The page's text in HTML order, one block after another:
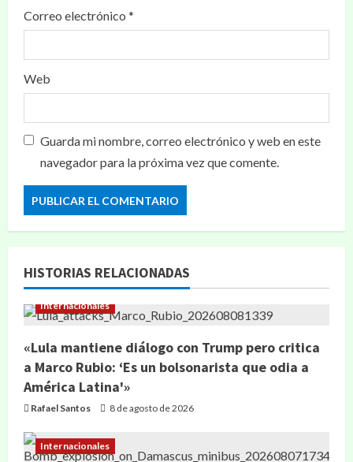
Correo electrónico *
Web
Guarda mi nombre, correo electrónico y web en este
navegador para la próxima vez que comente.
HISTORIAS RELACIONADAS
Internacionales
«Lula mantiene diálogo con Trump pero critica
a Marco Rubio: ‘Es un bolsonarista que odia a
América Latina'»
Rafael Santos 8 de agosto de 2026
Internacionales